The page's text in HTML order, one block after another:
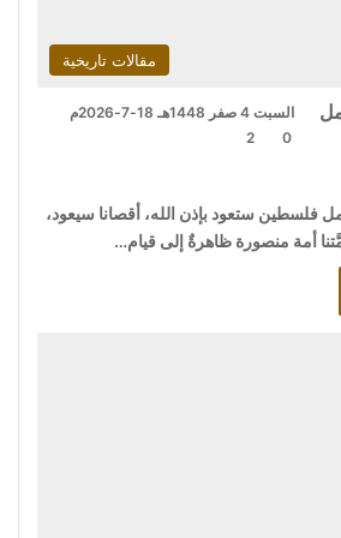
مقالات تاريخية
السبت 4 صفر 1448هـ 18-7-2026م
0
2
فلسطين ستعود بإذن الله، أقصانا سيعود،
أمة منصورة ظاهرةٌ إلى قيام…